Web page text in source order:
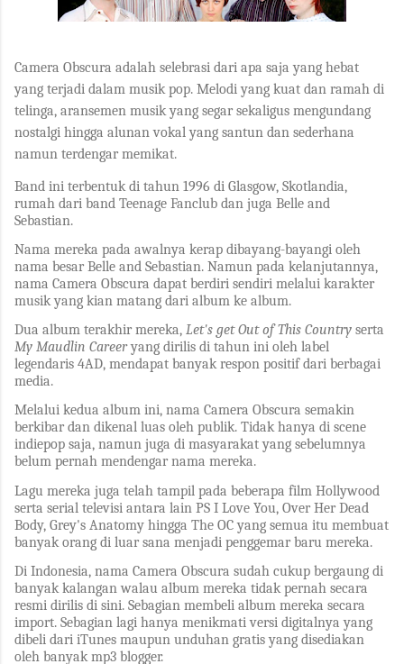
Camera Obscura adalah selebrasi dari apa saja yang hebat
yang terjadi dalam musik pop. Melodi yang kuat dan ramah di
telinga, aransemen musik yang segar sekaligus mengundang
nostalgi hingga alunan vokal yang santun dan sederhana
namun terdengar memikat.
Band ini terbentuk di tahun 1996 di Glasgow, Skotlandia,
rumah dari band Teenage Fanclub dan juga Belle and
Sebastian.
Nama mereka pada awalnya kerap dibayang-bayangi oleh
nama besar Belle and Sebastian. Namun pada kelanjutannya,
nama Camera Obscura dapat berdiri sendiri melalui karakter
musik yang kian matang dari album ke album.
Dua album terakhir mereka, Let's get Out of This Country serta
My Maudlin Careeryang dirilis di tahun ini oleh label
legendaris 4AD, mendapat banyak respon positif dari berbagai
media.
Melalui kedua album ini, nama Camera Obscura semakin
berkibar dan dikenal luas oleh publik. Tidak hanya di scene
indiepop saja, namun juga di masyarakat yang sebelumnya
belum pernah mendengar nama mereka.
Lagu mereka juga telah tampil pada beberapa film Hollywood
serta serial televisi antara lain PS I Love You, Over Her Dead
Body, Grey's Anatomy hingga The OC yang semua itu membuat
banyak orang di luar sana menjadi penggemar baru mereka.
Di Indonesia, nama Camera Obscura sudah cukup bergaung di
banyak kalangan walau album mereka tidak pernah secara
resmi dirilis di sini. Sebagian membeli album mereka secara
import. Sebagian lagi hanya menikmati versi digitalnya yang
dibeli dari iTunes maupun unduhan gratis yang disediakan
oleh banyak mp3 blogger.